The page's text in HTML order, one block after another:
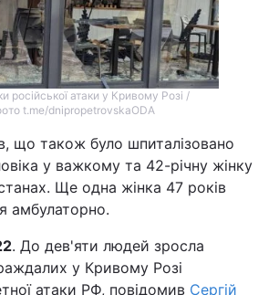
російської атаки у Кривому Розі /
t.me/dnipropetrovskaODA
що також було шпиталізовано
у важкому та 42-річну жінку
Ще одна жінка 47 років
амбулаторно.
. До дев'яти людей зросла
у Кривому Розі
атаки РФ, повідомив Сергій